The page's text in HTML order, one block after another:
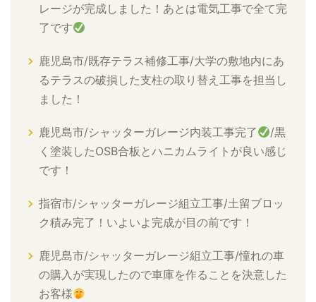
レージが完成しました！あとは電気工事で全て完
了です
鹿児島市/既存テラス補修工事/大学の敷地内にあ
るテラスの破損した支柱の取り替え工事を担当し
ました！
鹿児島市/シャッターガレージ内装工事完了
/黒
く塗装したOSB合板とハニカムライトが良い感じ
です！
指宿市/シャッターガレージ組立工事/土留ブロッ
ク積み完了！いよいよ完成が目の前です！
鹿児島市/シャッターガレージ組立工事/憧れの車
の購入が実現したので車庫を作ることを決意した
お客様